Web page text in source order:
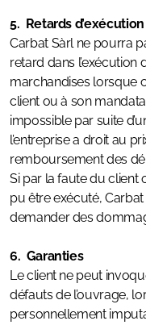
5. Retards
Carbat Sàrl ne pourra
retard dans l’exécution
marchandises lorsque
client ou à son
impossible par suite
l’entreprise a droit au
remboursement des
Si par la faute du client
pu être exécuté,
demander des
6. Garanties
Le client ne peut
défauts de l’ouvrage,
personnellement